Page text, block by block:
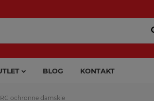
BLOG KONTAKT
ochronne damskie